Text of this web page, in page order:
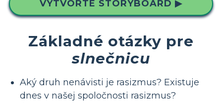
VYTVORTE STORYBOARD ▶
Základné otázky pre
slnečnicu
Aký druh nenávisti je rasizmus? Existuje
dnes v našej spoločnosti rasizmus?